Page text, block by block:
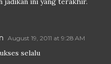
August 19, 2011 at 9:28 AM
selalu